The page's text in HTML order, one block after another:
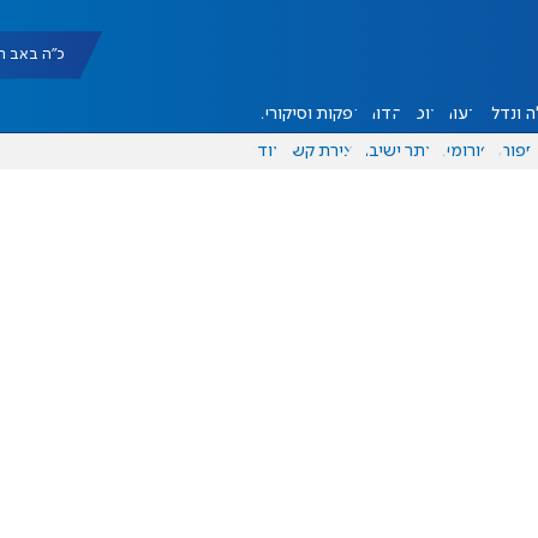
כ"ה באב תשפ"ו
ונדל"ן דעות אוכל יהדות הפקות וסיקורים
ספורט פורומים אתר ישיבה יצירת קשר עוד